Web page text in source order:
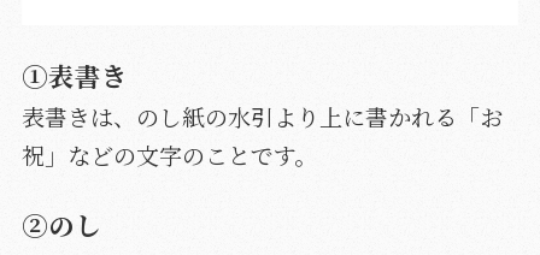
①表書き
表書きは、のし紙の水引より上に書かれる「お
祝」などの文字のことです。
②のし